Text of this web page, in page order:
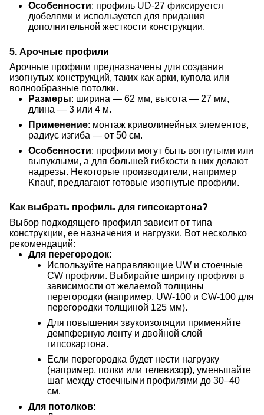
Особенности: профиль UD-27 фиксируется
дюбелями и используется для придания
дополнительной жесткости конструкции.
5. Арочные профили
Арочные профили предназначены для создания
изогнутых конструкций, таких как арки, купола или
волнообразные потолки.
Размеры: ширина — 62 мм, высота — 27 мм,
длина — 3 или 4 м.
Применение: монтаж криволинейных элементов,
радиус изгиба — от 50 см.
Особенности: профили могут быть вогнутыми или
выпуклыми, а для большей гибкости в них делают
надрезы. Некоторые производители, например
Knauf, предлагают готовые изогнутые профили.
Как выбрать профиль для гипсокартона?
Выбор подходящего профиля зависит от типа
конструкции, ее назначения и нагрузки. Вот несколько
рекомендаций:
Для перегородок:
Используйте направляющие UW и стоечные
CW профили. Выбирайте ширину профиля в
зависимости от желаемой толщины
перегородки (например, UW-100 и CW-100 для
перегородки толщиной 125 мм).
Для повышения звукоизоляции применяйте
демпферную ленту и двойной слой
гипсокартона.
Если перегородка будет нести нагрузку
(например, полки или телевизор), уменьшайте
шаг между стоечными профилями до 30–40
см.
Для потолков: